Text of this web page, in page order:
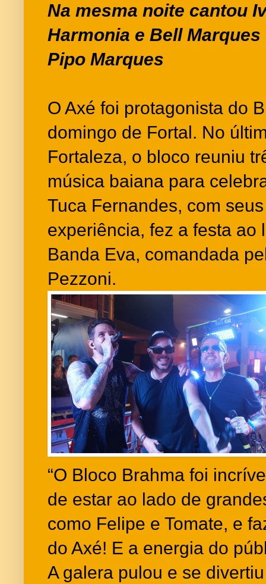
Na mesma noite cantou
Harmonia e Bell
Pipo Marques
O Axé foi protagonista do
domingo de Fortal. No
Fortaleza, o bloco reuniu
música baiana para
Tuca Fernandes, com
experiência, fez a festa ao
Banda Eva, comandada
Pezzoni.
“O Bloco Brahma foi
de estar ao lado de
como Felipe e Tomate, e
do Axé! E a energia do
A galera pulou e se